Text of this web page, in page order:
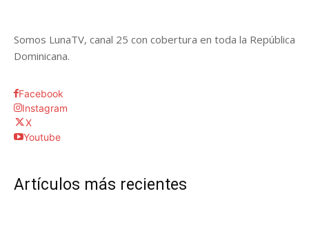
Somos LunaTV, canal 25 con cobertura en toda la República
Dominicana.
Facebook
Instagram
X
Youtube
Artículos más recientes